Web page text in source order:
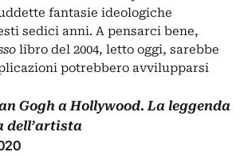
fantasie ideologiche
sedici anni. A pensarci bene,
libro del 2004, letto oggi, sarebbe
potrebbero avvilupparsi
Gogh a Hollywood. La leggenda
dell’artista